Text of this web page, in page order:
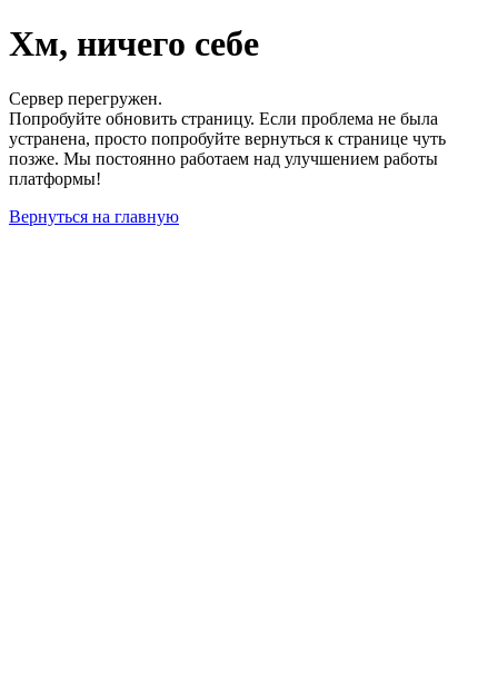
Хм, ничего себе
Сервер перегружен.
Попробуйте обновить страницу. Если проблема не была
устранена, просто попробуйте вернуться к странице чуть
позже. Мы постоянно работаем над улучшением работы
платформы!
Вернуться на главную